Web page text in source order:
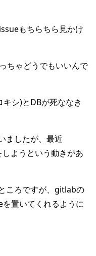
もちらちら見かけ
ちゃどうでもいいんで
シ)とDBが死ななき
ましたが、最近
ようという動きがあ
ころですが、gitlabの
置いてくれるように